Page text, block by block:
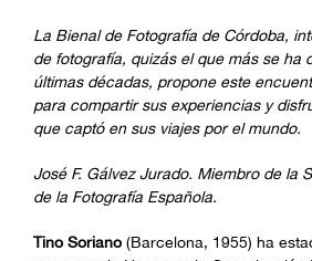
La Bienal de Fotografía de Córdoba,
de fotografía, quizás el que más se ha
últimas décadas, propone este
para compartir sus experiencias y
que captó en sus viajes por el mundo.
José F. Gálvez Jurado. Miembro de la
de la Fotografía Española.
Tino Soriano (Barcelona, 1955) ha